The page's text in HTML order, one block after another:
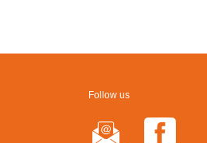
Follow us